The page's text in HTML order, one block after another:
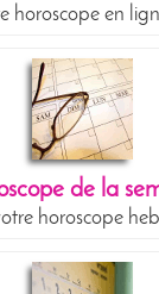
horoscope en
de la
horoscope